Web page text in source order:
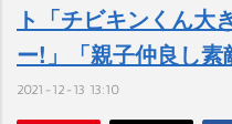
ト「チビキンくん大
ー!」「親子仲良し素
2021-12-13 13:10